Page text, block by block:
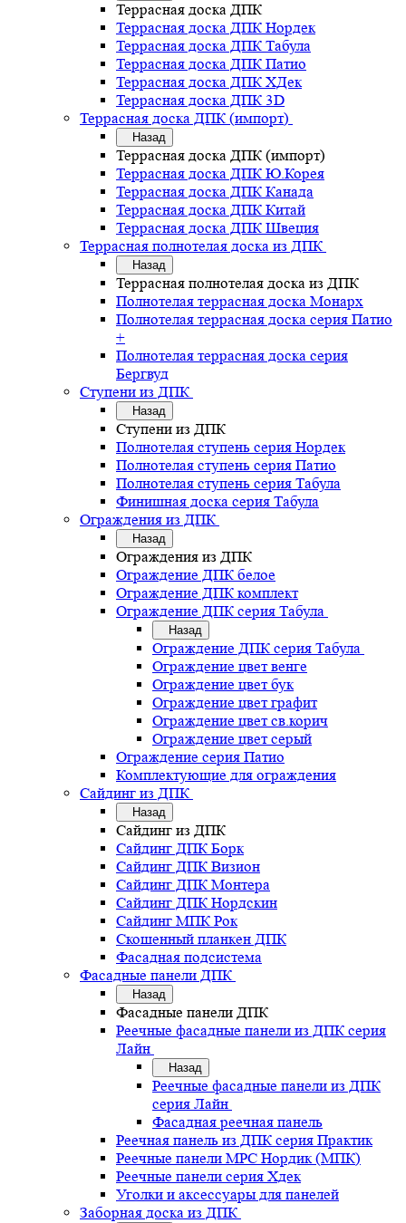
Террасная доска ДПК
Террасная доска ДПК Нордек
Террасная доска ДПК Табула
Террасная доска ДПК Патио
Террасная доска ДПК ХДек
Террасная доска ДПК 3D
Террасная доска ДПК (импорт)
Назад
Террасная доска ДПК (импорт)
Террасная доска ДПК Ю.Корея
Террасная доска ДПК Канада
Террасная доска ДПК Китай
Террасная доска ДПК Швеция
Террасная полнотелая доска из ДПК
Назад
Террасная полнотелая доска из ДПК
Полнотелая террасная доска Монарх
Полнотелая террасная доска серия Патио
+
Полнотелая террасная доска серия
Бергвуд
Ступени из ДПК
Назад
Ступени из ДПК
Полнотелая ступень серия Нордек
Полнотелая ступень серия Патио
Полнотелая ступень серия Табула
Финишная доска серия Табула
Ограждения из ДПК
Назад
Ограждения из ДПК
Ограждение ДПК белое
Ограждение ДПК комплект
Ограждение ДПК серия Табула
Назад
Ограждение ДПК серия Табула
Ограждение цвет венге
Ограждение цвет бук
Ограждение цвет графит
Ограждение цвет св.корич
Ограждение цвет серый
Ограждение серия Патио
Комплектующие для ограждения
Сайдинг из ДПК
Назад
Сайдинг из ДПК
Сайдинг ДПК Борк
Сайдинг ДПК Визион
Сайдинг ДПК Монтера
Сайдинг ДПК Нордскин
Сайдинг МПК Рок
Скошенный планкен ДПК
Фасадная подсистема
Фасадные панели ДПК
Назад
Фасадные панели ДПК
Реечные фасадные панели из ДПК серия
Лайн
Назад
Реечные фасадные панели из ДПК
серия Лайн
Фасадная реечная панель
Реечная панель из ДПК серия Практик
Реечные панели MPC Нордик (МПК)
Реечные панели серия Хдек
Уголки и аксессуары для панелей
Заборная доска из ДПК